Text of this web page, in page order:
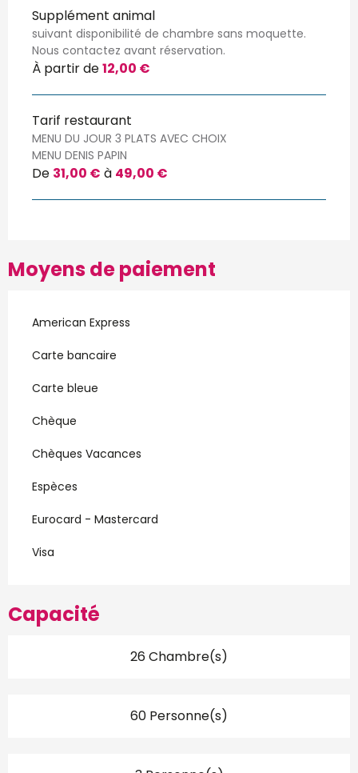
Supplément animal
suivant disponibilité de chambre sans moquette.
Nous contactez avant réservation.
À partir de12,00 €
Tarif restaurant
MENU DU JOUR 3 PLATS AVEC CHOIX
MENU DENIS PAPIN
De 31,00 € à 49,00 €
Moyens de paiement
American Express
Carte bancaire
Carte bleue
Chèque
Chèques Vacances
Espèces
Eurocard - Mastercard
Visa
Capacité
26 Chambre(s)
60 Personne(s)